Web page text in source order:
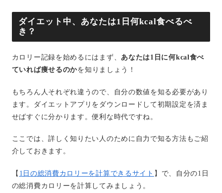
ダイエット中、あなたは1日何kcal食べるべ
き？
カロリー記録を始めるにはまず、あなたは1日に何kcal食べ
ていれば痩せるのかを知りましょう！
もちろん人それぞれ違うので、自分の数値を知る必要があり
ます。ダイエットアプリをダウンロードして初期設定を済ま
せばすぐに分かります。便利な時代ですね。
ここでは、詳しく知りたい人のために自力で知る方法もご紹
介しておきます。
【 1日の総消費カロリーを計算できるサイト 】で、自分の1日
の総消費カロリーを計算してみましょう。